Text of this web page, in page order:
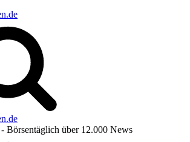
- Börsentäglich über 12.000 News